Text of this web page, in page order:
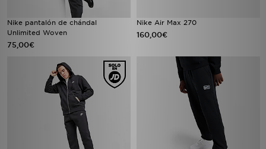
Nike pantalón de chándal
Unlimited Woven
75,00€
Nike Air Max 270
160,00€